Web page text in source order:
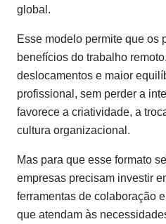
global.
Esse modelo permite que os
benefícios do trabalho
deslocamentos e maior
profissional, sem perder a
favorece a criatividade, a
cultura organizacional.
Mas para que esse formato
empresas precisam investir
ferramentas de colaboração
que atendam às